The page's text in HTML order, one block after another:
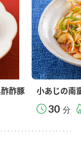
酢豚 小あじの南
30 分